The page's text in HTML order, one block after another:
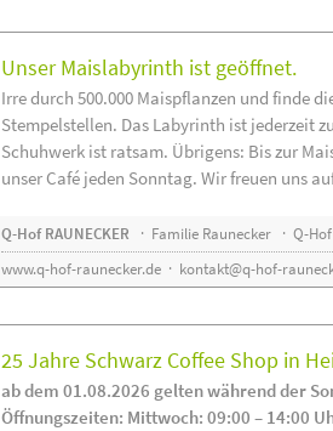
Unser Maislabyrinth ist geöffnet.
Irre durch 500.000 Maispflanzen und finde
Stempelstellen. Das Labyrinth ist jederzeit
Schuhwerk ist ratsam. Übrigens: Bis zur
unser Café jeden Sonntag. Wir freuen uns
Q-Hof RAUNECKER
· Familie Raunecker · Q-
www.q-hof-raunecker.de· kontakt@q-hof-
25 Jahre Schwarz Coffee Shop in
ab dem 01.08.2026 gelten während der
Öffnungszeiten: Mittwoch: 09:00 – 14:00